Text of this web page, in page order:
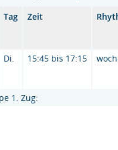
Tag Zeit
Di. 15:45 bis 17:15 woch
1. Zug: